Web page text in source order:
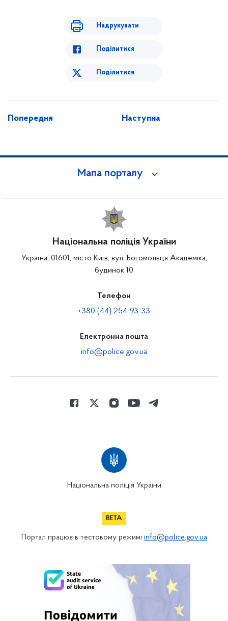
Надрукувати
Поділитися
Поділитися
Попередня Наступна
Мапа порталу
Національна поліція України
Україна, 01601, місто Київ, вул. Богомольця Академіка,
будинок 10
Телефон
+380 (44) 254-93-33
Електронна пошта
info@police.gov.ua
Національна поліція України
Портал працює в тестовому режимі info@police.gov.ua